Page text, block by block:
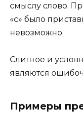
смыслу слово.
«с» было
невозможно.
Слитное и
являются
Примеры